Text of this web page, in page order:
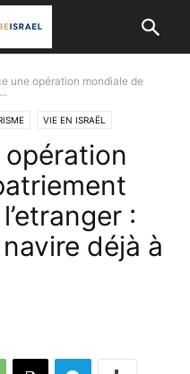
une opération mondiale de
VIE EN ISRAËL
opération
:
déjà à